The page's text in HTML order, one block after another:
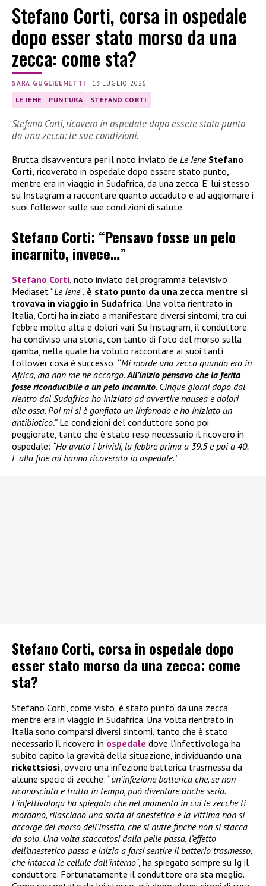
Stefano Corti, corsa in ospedale
dopo esser stato morso da una
zecca: come sta?
SARA GUGLIELMETTI | 13 LUGLIO 2026
LE IENE PUNTURA STEFANO CORTI
Stefano Corti, ricovero in ospedale dopo essere stato punto
da una zecca: le sue condizioni.
Brutta disavventura per il noto inviato de Le Iene Stefano
Corti, ricoverato in ospedale dopo essere stato punto,
mentre era in viaggio in Sudafrica, da una zecca. E’ lui stesso
su Instagram a raccontare quanto accaduto e ad aggiornare i
suoi follower sulle sue condizioni di salute.
Stefano Corti: “Pensavo fosse un pelo
incarnito, invece…”
Stefano Corti, noto inviato del programma televisivo
Mediaset “Le Iene“, è stato punto da una zecca mentre si
trovava in viaggio in Sudafrica. Una volta rientrato in
Italia, Corti ha iniziato a manifestare diversi sintomi, tra cui
febbre molto alta e dolori vari. Su Instagram, il conduttore
ha condiviso una storia, con tanto di foto del morso sulla
gamba, nella quale ha voluto raccontare ai suoi tanti
follower cosa è successo: “Mi morde una zecca quando ero in
Africa, ma non me ne accorgo.All’inizio pensavo che la ferita
fosse riconducibile a un pelo incarnito. Cinque giorni dopo dal
rientro dal Sudafrica ho iniziato ad avvertire nausea e dolori
alle ossa. Poi mi si è gonfiato un linfonodo e ho iniziato un
antibiotico.”Le condizioni del conduttore sono poi
peggiorate, tanto che è stato reso necessario il ricovero in
ospedale: “Ho avuto i brividi, la febbre prima a 39.5 e poi a 40.
E alla fine mi hanno ricoverato in ospedale.”
Stefano Corti, corsa in ospedale dopo
esser stato morso da una zecca: come
sta?
Stefano Corti, come visto, è stato punto da una zecca
mentre era in viaggio in Sudafrica. Una volta rientrato in
Italia sono comparsi diversi sintomi, tanto che è stato
necessario il ricovero in ospedale dove l’infettivologa ha
subito capito la gravità della situazione, individuando una
rickettsiosi, ovvero una infezione batterica trasmessa da
alcune specie di zecche: “un’infezione batterica che, se non
riconosciuta e tratta in tempo, può diventare anche seria.
L’infettivologa ha spiegato che nel momento in cui le zecche ti
mordono, rilasciano una sorta di anestetico e la vittima non si
accorge del morso dell’insetto, che si nutre finché non si stacca
da solo. Una volta staccatosi dalla pelle passa, l’effetto
dell’anestetico passa e inizia a farsi sentire il batterio trasmesso,
che intacca le cellule dall’interno“, ha spiegato sempre su Ig il
conduttore. Fortunatamente il conduttore ora sta meglio.